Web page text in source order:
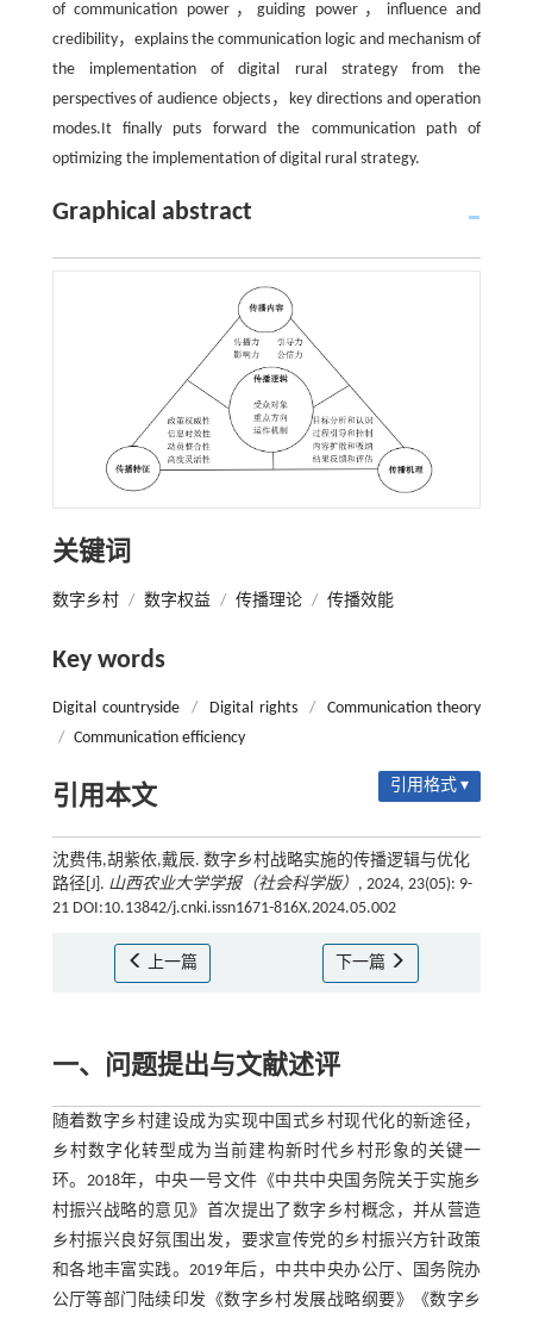
of communication power，guiding power，influence and
credibility，explains the communication logic and mechanism of
the implementation of digital rural strategy from the
perspectives of audience objects，key directions and operation
modes.It finally puts forward the communication path of
optimizing the implementation of digital rural strategy.
Graphical abstract
关键词
数字乡村 / 数字权益 / 传播理论 / 传播效能
Key words
Digital countryside / Digital rights /
Communication theory
/ Communication efficiency
引用本文 引用格式 ▾
沈费伟,胡紫依,戴辰. 数字乡村战略实施的传播逻辑与优化
路径[J]. 山西农业大学学报（社会科学版） , 2024, 23(05): 9-
21 DOI:10.13842/j.cnki.issn1671-816X.2024.05.002
上一篇 下一篇
一、问题提出与文献述评
随着数字乡村建设成为实现中国式乡村现代化的新途径，
乡村数字化转型成为当前建构新时代乡村形象的关键一
环。2018年，中央一号文件《中共中央国务院关于实施乡
村振兴战略的意见》首次提出了数字乡村概念，并从营造
乡村振兴良好氛围出发，要求宣传党的乡村振兴方针政策
和各地丰富实践。2019年后，中共中央办公厅、国务院办
公厅等部门陆续印发《数字乡村发展战略纲要》《数字乡